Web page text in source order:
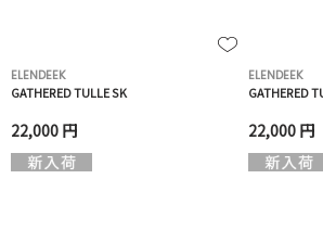
ELENDEEK
GATHERED TULLE SK
22,000 円
ELENDEEK
GATHERED
22,000 円